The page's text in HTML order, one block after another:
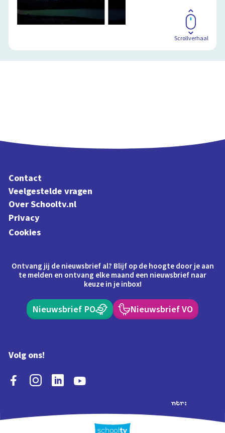
Scrollverhaal
Contact
Veelgestelde vragen
Over Schooltv.nl
Privacy
Cookies
Ontvang jij de nieuwsbrief al? Blijf op de hoogte door je aan
te melden en ontvang elke maand een nieuwsbrief naar
keuze in je inbox!
Nieuwsbrief PO Nieuwsbrief VO
Volg ons!